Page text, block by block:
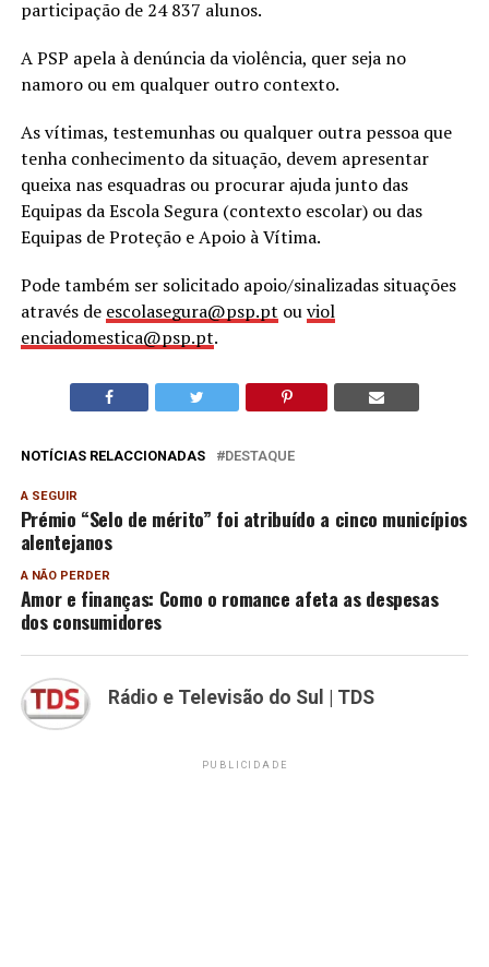
participação de 24 837 alunos.
A PSP apela à denúncia da violência, quer seja no
namoro ou em qualquer outro contexto.
As vítimas, testemunhas ou qualquer outra pessoa que
tenha conhecimento da situação, devem apresentar
queixa nas esquadras ou procurar ajuda junto das
Equipas da Escola Segura (contexto escolar) ou das
Equipas de Proteção e Apoio à Vítima.
Pode também ser solicitado apoio/sinalizadas situações
através de escolasegura@psp.pt ouviol
enciadomestica@psp.pt.
NOTÍCIAS RELACCIONADAS DESTAQUE
A SEGUIR
Prémio “Selo de mérito” foi atribuído a cinco municípios
alentejanos
A NÃO PERDER
Amor e finanças: Como o romance afeta as despesas
dos consumidores
Rádio e Televisão do Sul | TDS
PUBLICIDADE